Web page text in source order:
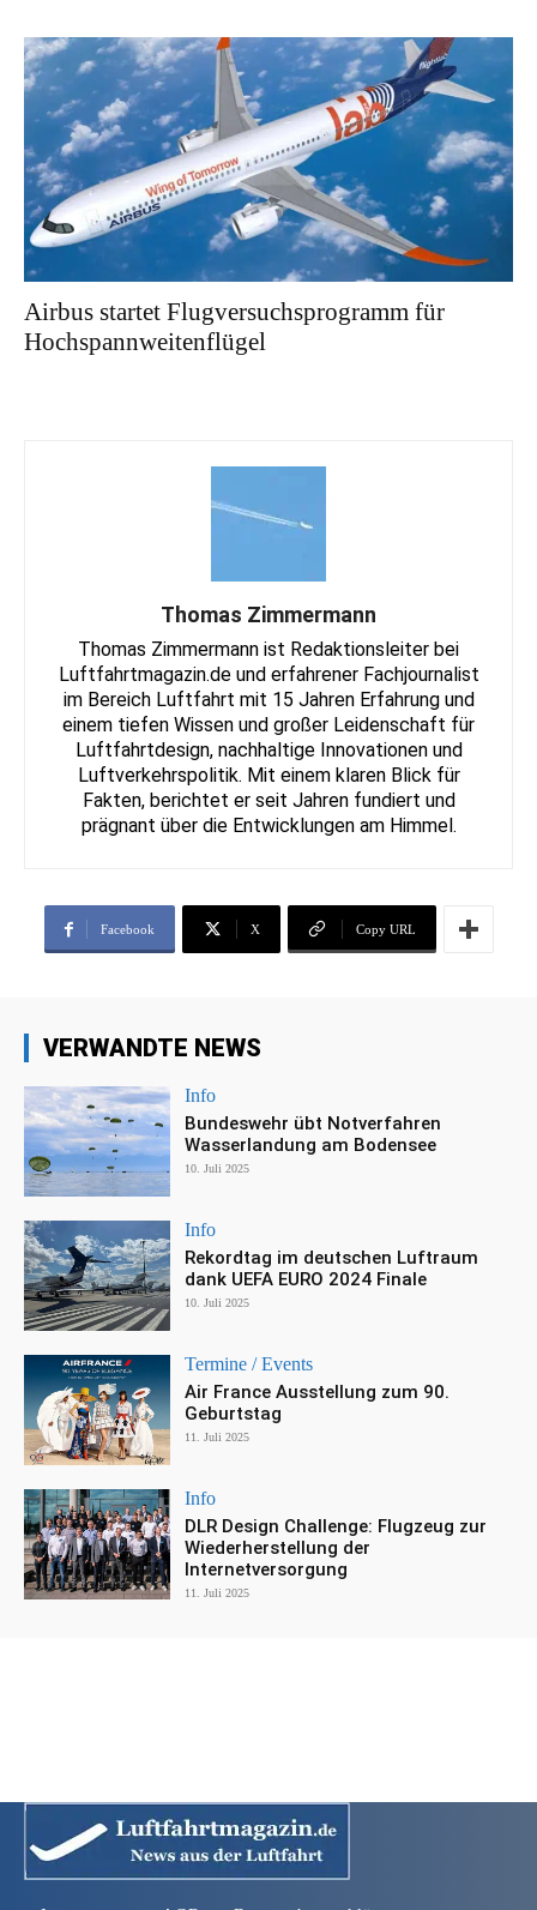
Airbus startet Flugversuchsprogramm für
Hochspannweitenflügel
Thomas Zimmermann
Thomas Zimmermann ist Redaktionsleiter bei
Luftfahrtmagazin.de und erfahrener Fachjournalist
im Bereich Luftfahrt mit 15 Jahren Erfahrung und
einem tiefen Wissen und großer Leidenschaft für
Luftfahrtdesign, nachhaltige Innovationen und
Luftverkehrspolitik. Mit einem klaren Blick für
Fakten, berichtet er seit Jahren fundiert und
prägnant über die Entwicklungen am Himmel.
Facebook X Copy URL
VERWANDTE NEWS
Info
Bundeswehr übt Notverfahren
Wasserlandung am Bodensee
10. Juli 2025
Info
Rekordtag im deutschen Luftraum
dank UEFA EURO 2024 Finale
10. Juli 2025
Termine / Events
Air France Ausstellung zum 90.
Geburtstag
11. Juli 2025
Info
DLR Design Challenge: Flugzeug zur
Wiederherstellung der
Internetversorgung
11. Juli 2025